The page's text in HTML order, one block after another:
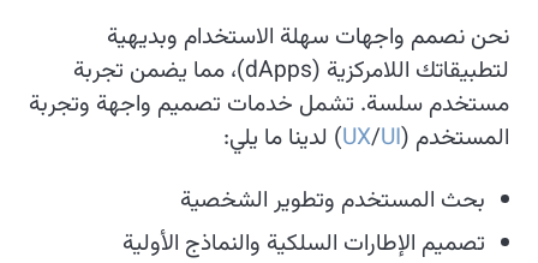
نحن نصمم واجهات سهلة الاستخدام وبديهية
لتطبيقاتك اللامركزية (dApps)، مما يضمن تجربة
مستخدم سلسة. تشمل خدمات تصميم واجهة وتجربة
المستخدم (UI
/
UX) لدينا ما يلي:
بحث المستخدم وتطوير الشخصية
تصميم الإطارات السلكية والنماذج الأولية